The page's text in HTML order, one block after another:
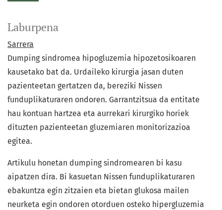
Laburpena
Sarrera
Dumping sindromea hipogluzemia hipozetosikoaren
kausetako bat da. Urdaileko kirurgia jasan duten
pazienteetan gertatzen da, bereziki Nissen
funduplikaturaren ondoren. Garrantzitsua da entitate
hau kontuan hartzea eta aurrekari kirurgiko horiek
dituzten pazienteetan gluzemiaren monitorizazioa
egitea.
Artikulu honetan dumping sindromearen bi kasu
aipatzen dira. Bi kasuetan Nissen funduplikaturaren
ebakuntza egin zitzaien eta bietan glukosa mailen
neurketa egin ondoren otorduen osteko hipergluzemia